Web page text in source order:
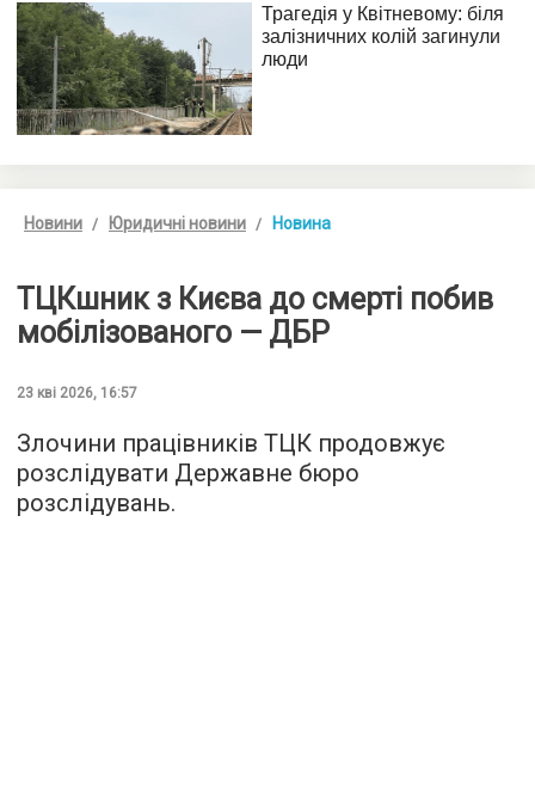
Новини Юридичні новини Новина
ТЦКшник з Києва до смерті побив
мобілізованого — ДБР
23 кві 2026, 16:57
Злочини працівників ТЦК продовжує
розслідувати Державне бюро
розслідувань.